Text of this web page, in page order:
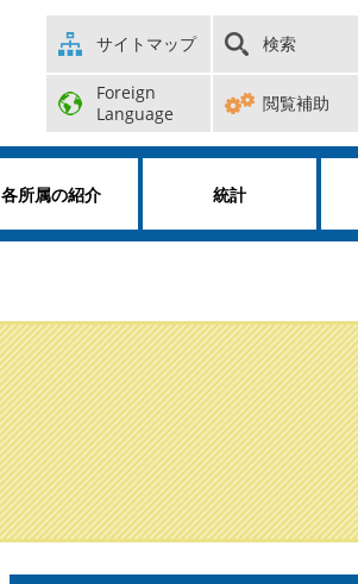
サイトマップ 検索
Foreign
Language
閲覧補助
各所属の紹介 統計